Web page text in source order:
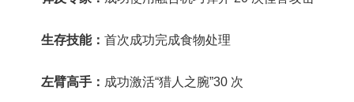
生存技能： 首次成功完成食物处理
左臂高手： 成功激活“猎人之腕”30 次